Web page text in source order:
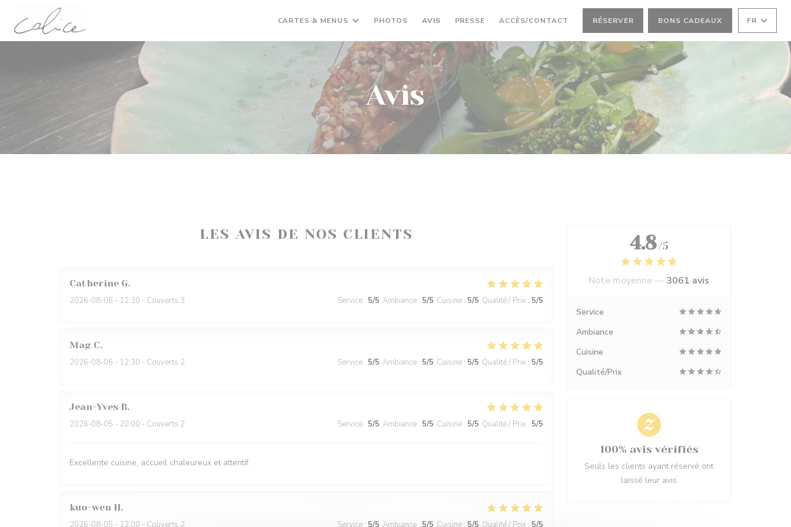
Personnalisation de vos choix en matière de cookies
CARTES & MENUS PHOTOS AVIS PRESSE ACCÈS/CONTACT RÉSERVER BONS CADEAUX FR
Avis
LES AVIS DE NOS CLIENTS
Catherine G
2026-08-06 - 12:30 - Couverts 3 Service : 5/5 Ambiance : 5/5 Cuisine : 5/5 Qualité / Prix : 5/5
Mag C
2026-08-06 - 12:30 - Couverts 2 Service : 5/5 Ambiance : 5/5 Cuisine : 5/5 Qualité / Prix : 5/5
Jean-Yves B
2026-08-05 - 20:00 - Couverts 2 Service : 5/5 Ambiance : 5/5 Cuisine : 5/5 Qualité / Prix : 5/5
Excellente cuisine, accueil chaleureux et attentif.
kuo-wen H
2026-08-05 - 12:00 - Couverts 2 Service : 5/5 Ambiance : 5/5 Cuisine : 5/5 Qualité / Prix : 5/5
4.8 /5
Note moyenne — 3061 avis
Service
Ambiance
Cuisine
Qualité/Prix
100% avis vérifiés
Seuls les clients ayant réservé ont
laissé leur avis